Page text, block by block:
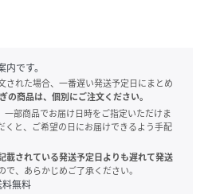
です。
れた場合、一番遅い発送予定日にまとめ
の商品は、個別にご注文ください。
部商品でお届け日時をご指定いただけま
くと、ご希望の日にお届けできるよう手配
されている発送予定日よりも遅れて発送
、あらかじめご了承ください。
無料